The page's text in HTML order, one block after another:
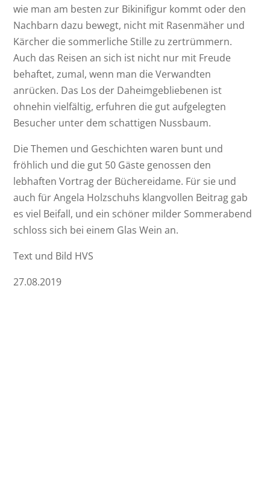
wie man am besten zur Bikinifigur kommt oder den
Nachbarn dazu bewegt, nicht mit Rasenmäher und
Kärcher die sommerliche Stille zu zertrümmern.
Auch das Reisen an sich ist nicht nur mit Freude
behaftet, zumal, wenn man die Verwandten
anrücken. Das Los der Daheimgebliebenen ist
ohnehin vielfältig, erfuhren die gut aufgelegten
Besucher unter dem schattigen Nussbaum.
Die Themen und Geschichten waren bunt und
fröhlich und die gut 50 Gäste genossen den
lebhaften Vortrag der Büchereidame. Für sie und
auch für Angela Holzschuhs klangvollen Beitrag gab
es viel Beifall, und ein schöner milder Sommerabend
schloss sich bei einem Glas Wein an.
Text und Bild HVS
27.08.2019